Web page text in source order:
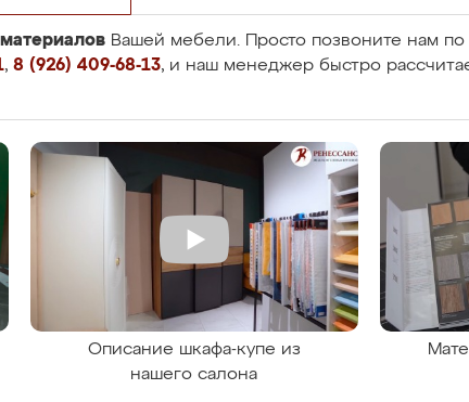
Вашей мебели. Просто позвоните нам
, 8 (926) 409-68-13, и наш менеджер быстро
Описание шкафа-купе из
нашего салона